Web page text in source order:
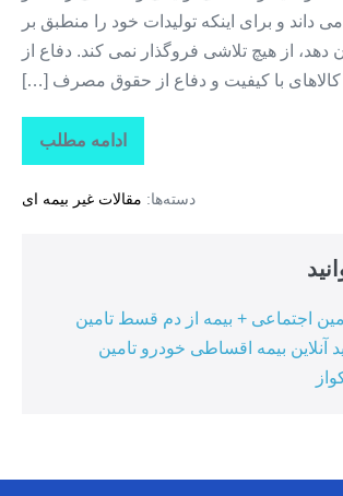
داند و برای اینکه تولیدات خود را منطبق بر
دهد، از هیچ تلاشی فروگذار نمی کند. دفاع از
کالاهای با کیفیت و دفاع از حقوق مصرف […]
ادامه مطلب
سازمان
ملی
دسته‌ها: مقالات غیر بیمه ای
اجتماعی + بیمه از دم قسط تامین
آنلاین بیمه اقساطی خودرو تامین